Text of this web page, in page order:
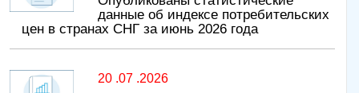
данные об индексе потребительских
цен в странах СНГ за июнь 2026 года
20 .07 .2026